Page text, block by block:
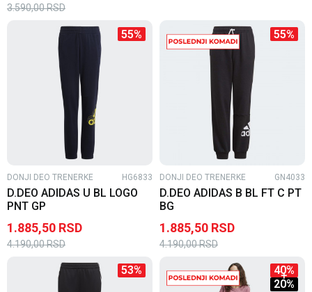
3.590,00RSD
55%
DONJI DEO TRENERKE HG6833
D.DEO ADIDAS U BL LOGO
PNT GP
1.885,50 RSD
4.190,00RSD
55%
DONJI DEO TRENERKE GN4033
D.DEO ADIDAS B BL FT C PT
BG
1.885,50 RSD
4.190,00RSD
53% 40%
20%